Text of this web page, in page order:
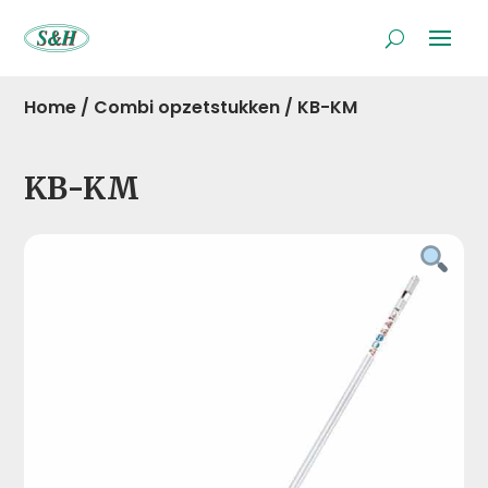
Home / Combi opzetstukken / KB-KM
KB-KM